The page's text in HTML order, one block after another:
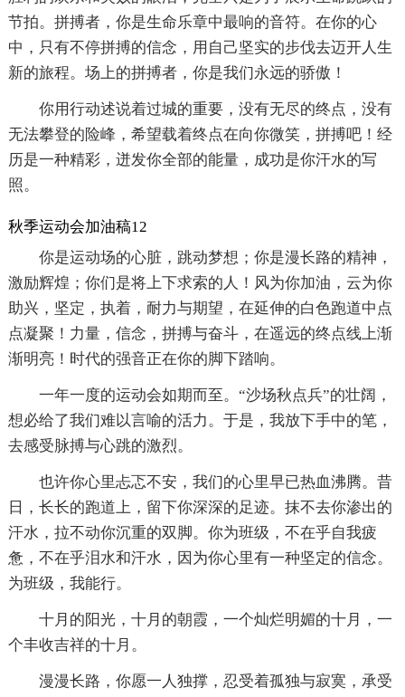
节拍。拼搏者，你是生命乐章中最响的音符。在你的心
中，只有不停拼搏的信念，用自己坚实的步伐去迈开人生
新的旅程。场上的拼搏者，你是我们永远的骄傲！
你用行动述说着过城的重要，没有无尽的终点，没有
无法攀登的险峰，希望载着终点在向你微笑，拼搏吧！经
历是一种精彩，迸发你全部的能量，成功是你汗水的写
照。
秋季运动会加油稿12
你是运动场的心脏，跳动梦想；你是漫长路的精神，
激励辉煌；你们是将上下求索的人！风为你加油，云为你
助兴，坚定，执着，耐力与期望，在延伸的白色跑道中点
点凝聚！力量，信念，拼搏与奋斗，在遥远的终点线上渐
渐明亮！时代的强音正在你的脚下踏响。
一年一度的运动会如期而至。“沙场秋点兵”的壮阔，
想必给了我们难以言喻的活力。于是，我放下手中的笔，
去感受脉搏与心跳的激烈。
也许你心里忐忑不安，我们的心里早已热血沸腾。昔
日，长长的跑道上，留下你深深的足迹。抹不去你渗出的
汗水，拉不动你沉重的双脚。你为班级，不在乎自我疲
惫，不在乎泪水和汗水，因为你心里有一种坚定的信念。
为班级，我能行。
十月的阳光，十月的朝霞，一个灿烂明媚的十月，一
个丰收吉祥的十月。
漫漫长路，你愿一人独撑，忍受着孤独与寂寞，承受